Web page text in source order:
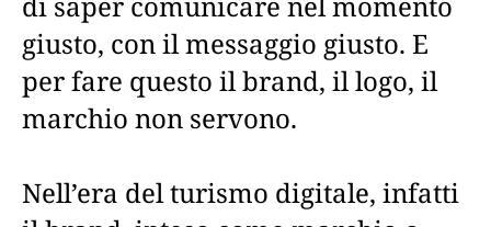
giusto, con il messaggio giusto. E
per fare questo il brand, il logo, il
marchio non servono.
Nell’era del turismo digitale, infatti